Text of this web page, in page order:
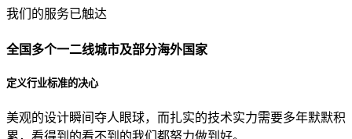
贵公司预算范围是？
贵公司的团队规模是？
目前主要的营销渠道是？
我们的服务已触达
全国多个一二线城市及部分海外国家
定义行业标准的决心
美观的设计瞬间夺人眼球，而扎实的技术实力需要多年默默积
累，看得到的看不到的我们都努力做到好。